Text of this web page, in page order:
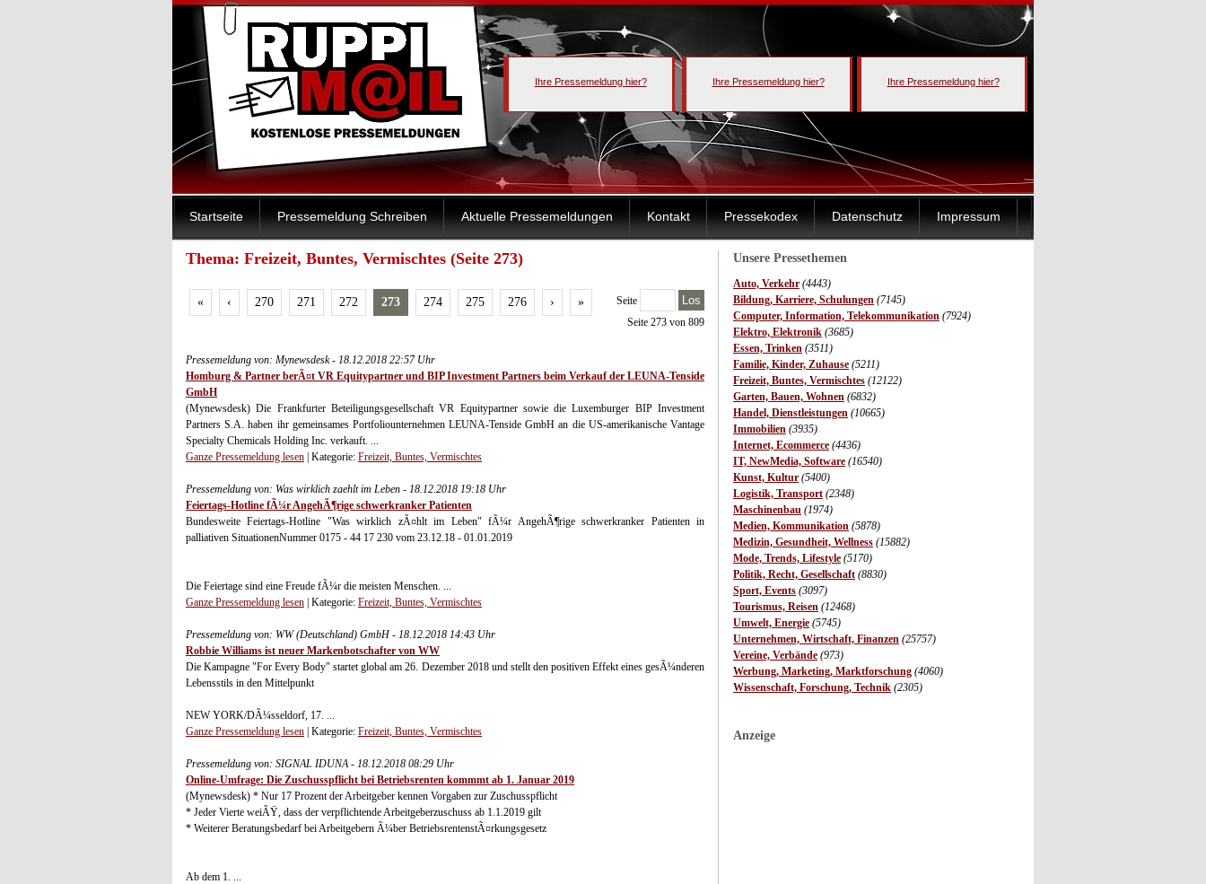
Ihre Pressemeldung hier? Ihre Pressemeldung hier? Ihre Pressemeldung hier?
Startseite Pressemeldung Schreiben Aktuelle Pressemeldungen Kontakt Pressekodex Datenschutz Impressum
Unsere Pressethemen
Auto, Verkehr (4443)
Bildung, Karriere, Schulungen (7145)
Computer, Information, Telekommunikation (7924)
Elektro, Elektronik (3685)
Essen, Trinken (3511)
Familie, Kinder, Zuhause (5211)
Freizeit, Buntes, Vermischtes (12122)
Garten, Bauen, Wohnen (6832)
Handel, Dienstleistungen (10665)
Immobilien (3935)
Internet, Ecommerce (4436)
IT, NewMedia, Software (16540)
Kunst, Kultur (5400)
Logistik, Transport (2348)
Maschinenbau (1974)
Medien, Kommunikation (5878)
Medizin, Gesundheit, Wellness (15882)
Mode, Trends, Lifestyle (5170)
Politik, Recht, Gesellschaft (8830)
Sport, Events (3097)
Tourismus, Reisen (12468)
Umwelt, Energie (5745)
Unternehmen, Wirtschaft, Finanzen (25757)
Vereine, Verbände (973)
Werbung, Marketing, Marktforschung (4060)
Wissenschaft, Forschung, Technik (2305)
Anzeige
Thema: Freizeit, Buntes, Vermischtes (Seite 273)
« ‹ 270 271 272 273 274 275 276 › » Seite Los
Seite 273 von 809
Pressemeldung von: Mynewsdesk - 18.12.2018 22:57 Uhr
Homburg & Partner berÃ¤t VR Equitypartner und BIP Investment Partners beim Verkauf der LEUNA-Tenside
GmbH
(Mynewsdesk) Die Frankfurter Beteiligungsgesellschaft VR Equitypartner sowie die Luxemburger BIP Investment
Partners S.A. haben ihr gemeinsames Portfoliounternehmen LEUNA-Tenside GmbH an die US-amerikanische Vantage
Specialty Chemicals Holding Inc. verkauft. ...
Ganze Pressemeldung lesen | Kategorie: Freizeit, Buntes, Vermischtes
Pressemeldung von: Was wirklich zaehlt im Leben - 18.12.2018 19:18 Uhr
Feiertags-Hotline fÃ¼r AngehÃ¶rige schwerkranker Patienten
Bundesweite Feiertags-Hotline "Was wirklich zÃ¤hlt im Leben" fÃ¼r AngehÃ¶rige schwerkranker Patienten in
palliativen SituationenNummer 0175 - 44 17 230 vom 23.12.18 - 01.01.2019
Die Feiertage sind eine Freude fÃ¼r die meisten Menschen. ...
Ganze Pressemeldung lesen | Kategorie: Freizeit, Buntes, Vermischtes
Pressemeldung von: WW (Deutschland) GmbH - 18.12.2018 14:43 Uhr
Robbie Williams ist neuer Markenbotschafter von WW
Die Kampagne "For Every Body" startet global am 26. Dezember 2018 und stellt den positiven Effekt eines gesÃ¼nderen
Lebensstils in den Mittelpunkt
NEW YORK/DÃ¼sseldorf, 17. ...
Ganze Pressemeldung lesen | Kategorie: Freizeit, Buntes, Vermischtes
Pressemeldung von: SIGNAL IDUNA - 18.12.2018 08:29 Uhr
Online-Umfrage: Die Zuschusspflicht bei Betriebsrenten kommmt ab 1. Januar 2019
(Mynewsdesk) * Nur 17 Prozent der Arbeitgeber kennen Vorgaben zur Zuschusspflicht
* Jeder Vierte weiÃŸ, dass der verpflichtende Arbeitgeberzuschuss ab 1.1.2019 gilt
* Weiterer Beratungsbedarf bei Arbeitgebern Ã¼ber BetriebsrentenstÃ¤rkungsgesetz
Ab dem 1. ...